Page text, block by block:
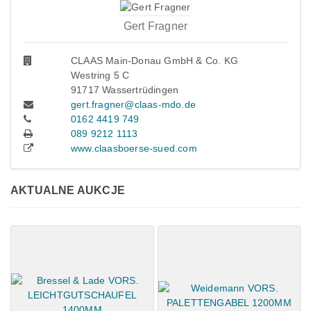
Gert Fragner
CLAAS Main-Donau GmbH & Co. KG
Westring 5 C
91717 Wassertrüdingen
gert.fragner@claas-mdo.de
0162 4419 749
089 9212 1113
www.claasboerse-sued.com
AKTUALNE AUKCJE